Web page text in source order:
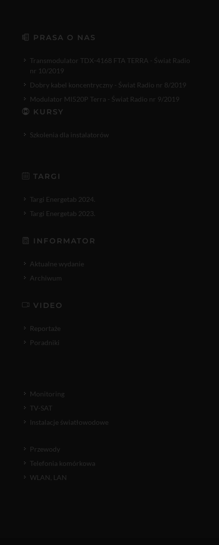
PRASA O NAS
Transmodulator TDX-4168 FTA TERRA - Świat Radio
nr 10/2019
Dobry kabel koncentryczny - Świat Radio nr 8/2019
Modulator MI520P Terra - Świat Radio nr 9/2019
KURSY
Szkolenia dla instalatorów
TARGI
Targi Energetab 2024.
Targi Energetab 2023.
INFORMATOR
Aktualne wydanie
Archiwum
VIDEO
Reportaże
Poradniki
Monitoring
TV-SAT
Instalacje światłowodowe
Przewody
Telefonia komórkowa
WLAN, LAN